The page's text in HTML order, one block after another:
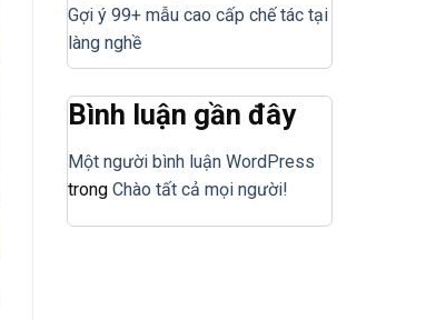
Gợi ý 99+ mẫu cao cấp chế tác tại
làng nghề
Bình luận gần đây
Một người bình luận WordPress
trong Chào tất cả mọi người!